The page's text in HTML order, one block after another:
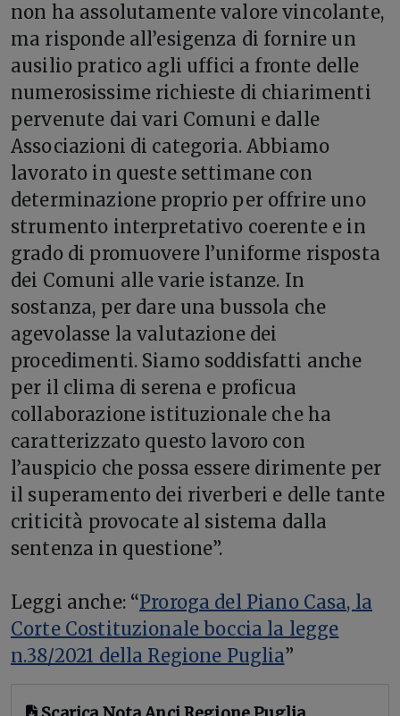
non ha assolutamente valore vincolante,
ma risponde all’esigenza di fornire un
ausilio pratico agli uffici a fronte delle
numerosissime richieste di chiarimenti
pervenute dai vari Comuni e dalle
Associazioni di categoria. Abbiamo
lavorato in queste settimane con
determinazione proprio per offrire uno
strumento interpretativo coerente e in
grado di promuovere l’uniforme risposta
dei Comuni alle varie istanze. In
sostanza, per dare una bussola che
agevolasse la valutazione dei
procedimenti. Siamo soddisfatti anche
per il clima di serena e proficua
collaborazione istituzionale che ha
caratterizzato questo lavoro con
l’auspicio che possa essere dirimente per
il superamento dei riverberi e delle tante
criticità provocate al sistema dalla
sentenza in questione”.
Leggi anche: “Proroga del Piano Casa, la
Corte Costituzionale boccia la legge
n.38/2021 della Regione Puglia”